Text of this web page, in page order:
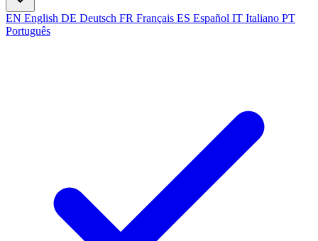
EN English DE Deutsch FR Français ES Español IT Italiano PT
Português